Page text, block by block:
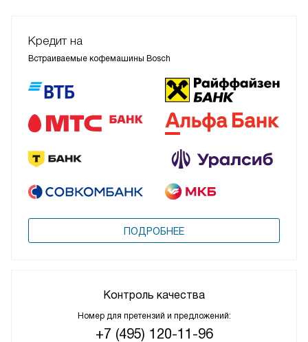
Кредит на
Встраиваемые кофемашины Bosch
ПОДРОБНЕЕ
Контроль качества
Номер для претензий и предложений:
+7 (495) 120-11-96